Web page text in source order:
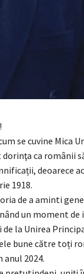
se cuvine Mica
ca românii
deoarece
1918.
de a aminti
un moment
de la Unirea
bune către toți
2024.